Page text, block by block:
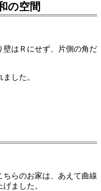
の空間
はＲにせず、片側の角だ
した。
らのお家は、あえて曲線
ました。